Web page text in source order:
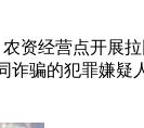
经营点开展拉
骗的犯罪嫌疑